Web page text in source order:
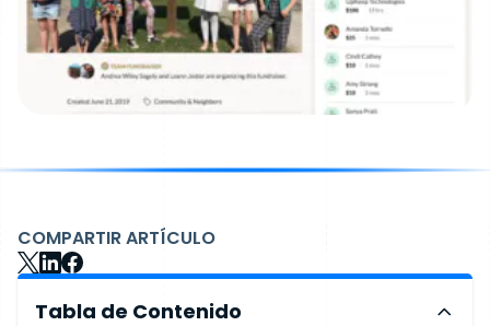
COMPARTIR ARTÍCULO
Tabla de Contenido